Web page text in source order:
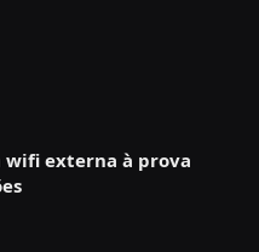
wifi externa à prova